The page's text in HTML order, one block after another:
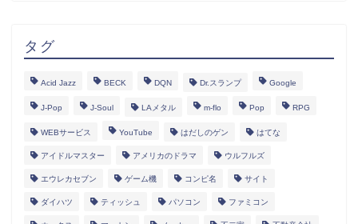
タグ
Acid Jazz BECK DQN Dr.スランプ Google
J-Pop J-Soul LAメタル m-flo Pop RPG
WEBサービス YouTube はだしのゲン はてな
アイドルマスター アメリカのドラマ ウルフルズ
エウレカセブン ゲーム機 コンピ名 サイト
ダイハツ ティッシュ パソコン ファミコン